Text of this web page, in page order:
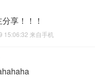
享！！！
15:06:32 来自手机